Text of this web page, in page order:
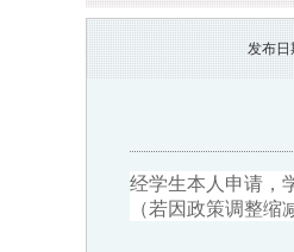
发布日
经学生本人申请，
（若因政策调整缩